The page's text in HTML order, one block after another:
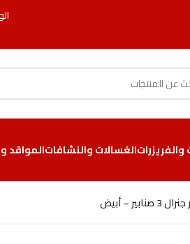
والفريزراتالغسالات والنشافاتالمواقد
– أبيض